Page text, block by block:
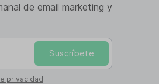
de email marketing y
Suscríbete
privacidad.